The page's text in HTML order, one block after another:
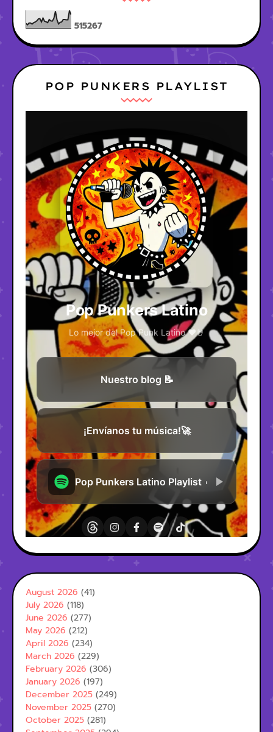
515267
POP PUNKERS PLAYLIST
August 2026 (41)
July 2026 (118)
June 2026 (277)
May 2026 (212)
April 2026 (234)
March 2026 (229)
February 2026 (306)
January 2026 (197)
December 2025 (249)
November 2025 (270)
October 2025 (281)